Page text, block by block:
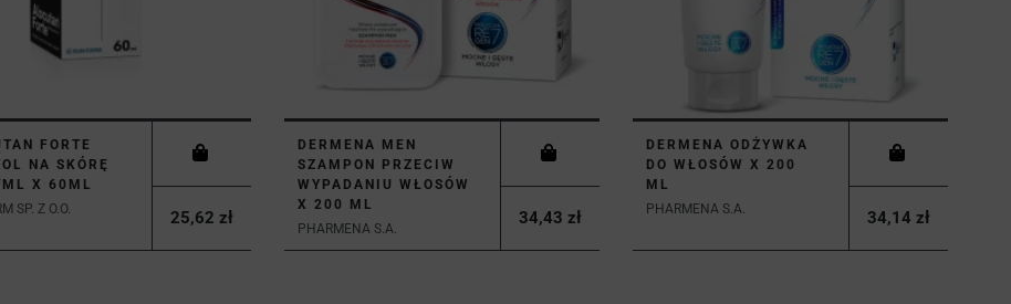
FORTE
NA SKÓRĘ
X 60ML
SP. Z O.O.
25,62 zł
DERMENA MEN
SZAMPON PRZECIW
WYPADANIU WŁOSÓW
X 200 ML
PHARMENA S.A.
34,43 zł
DERMENA ODŻYWKA
DO WŁOSÓW X 200
ML
PHARMENA S.A.
34,14 zł